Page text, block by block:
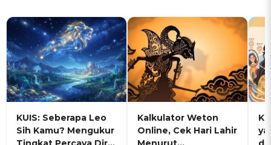
KUIS: Seberapa Leo
Sih Kamu? Mengukur
Kalkulator Weton
Online, Cek Hari Lahir